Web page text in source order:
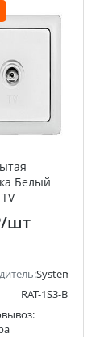
Electric)
Белый
Systeme
/шт
Systeme
RAT-1S3-B